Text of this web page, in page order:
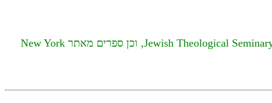
. וכן ספרים מאתר הספרייה הלאומית הרוסית, וכן ספרים מאתר Jewish Theological Seminary, וכן ספרים מאתר New York